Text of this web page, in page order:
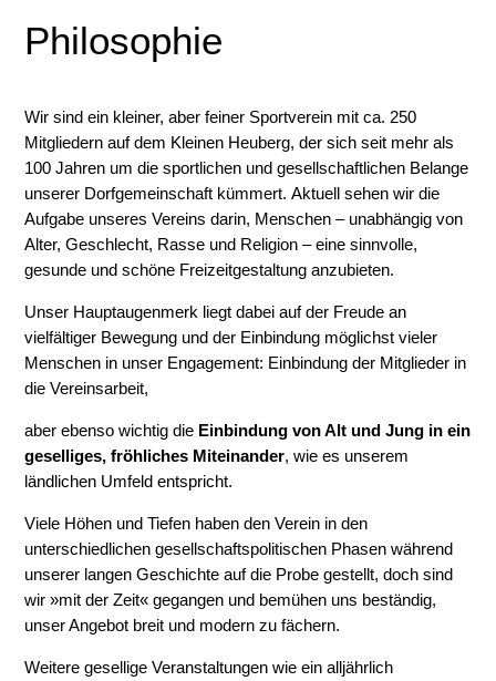
Philosophie
Wir sind ein kleiner, aber feiner Sportverein mit ca. 250
Mitgliedern auf dem Kleinen Heuberg, der sich seit mehr als
100 Jahren um die sportlichen und gesellschaftlichen Belange
unserer Dorfgemeinschaft kümmert. Aktuell sehen wir die
Aufgabe unseres Vereins darin, Menschen – unabhängig von
Alter, Geschlecht, Rasse und Religion – eine sinnvolle,
gesunde und schöne Freizeitgestaltung anzubieten.
Unser Hauptaugenmerk liegt dabei auf der Freude an
vielfältiger Bewegung und der Einbindung möglichst vieler
Menschen in unser Engagement: Einbindung der Mitglieder in
die Ver­einsarbeit,
aber ebenso wichtig die Einbindung von Alt und Jung in ein
geselliges, fröhliches Miteinander, wie es unserem
ländlichen Umfeld entspricht.
Viele Höhen und Tiefen haben den Verein in den
unterschiedlichen gesellschaftspolitischen Phasen während
unserer langen Geschichte auf die Probe gestellt, doch sind
wir »mit der Zeit« gegangen und bemühen uns beständig,
unser Angebot breit und modern zu fächern.
Weitere gesellige Veranstaltungen wie ein alljährlich